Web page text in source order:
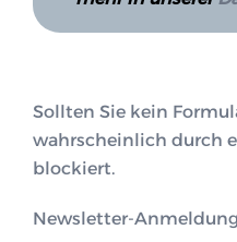
Sollten Sie kein
wahrscheinlich durch
blockiert.
Newsletter-Anmeldung